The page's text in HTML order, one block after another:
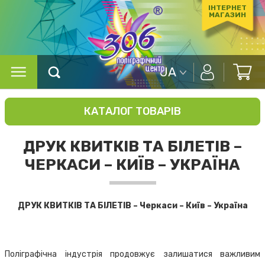
ІНТЕРНЕТ
МАГАЗИН
UA
КАТАЛОГ ТОВАРІВ
ДРУК КВИТКІВ ТА БІЛЕТІВ –
ЧЕРКАСИ – КИЇВ – УКРАЇНА
ДРУК КВИТКІВ ТА БІЛЕТІВ – Черкаси – Київ – Україна
Поліграфічна індустрія продовжує залишатися важливим